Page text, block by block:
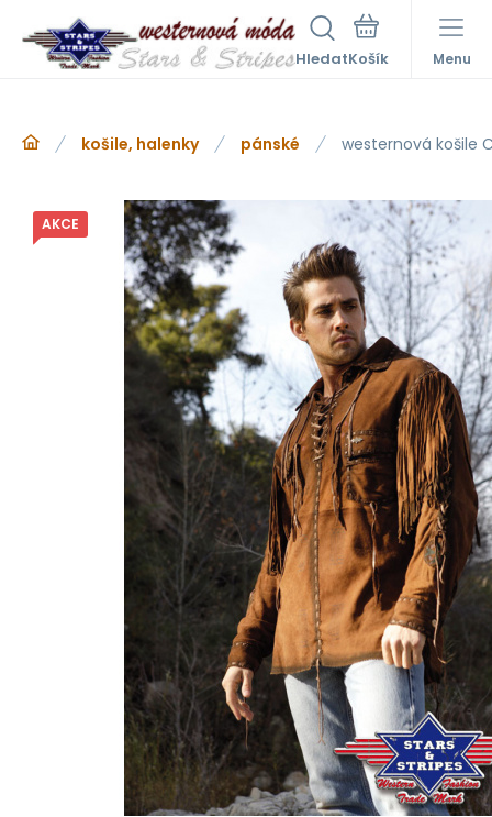
Hledat Menu
košile, halenky pánské westernová košile
AKCE